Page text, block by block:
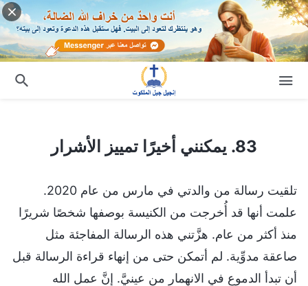
83. يمكنني أخيرًا تمييز الأشرار
تلقيت رسالة من والدتي في مارس من عام 2020.
علمت أنها قد أُخرجت من الكنيسة بوصفها شخصًا شريرًا
منذ أكثر من عام. هزَّتني هذه الرسالة المفاجئة مثل
صاعقة مدوِّية. لم أتمكن حتى من إنهاء قراءة الرسالة قبل
أن تبدأ الدموع في الانهمار من عينيَّ. إنَّ عمل الله